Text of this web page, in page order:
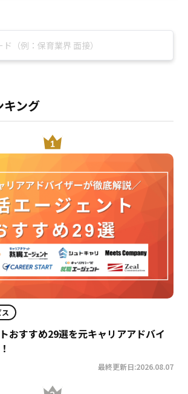
キング
おすすめ29選を元キャリアアドバイ
最終更新日:2026.08.07